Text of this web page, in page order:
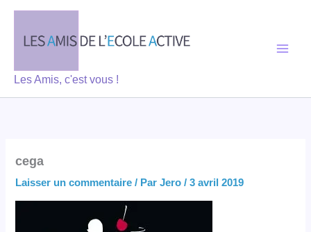
contenu
Les Amis, c'est vous !
cega
Laisser un commentaire / ParJero/3 avril 2019